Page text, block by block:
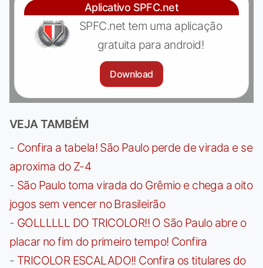
Aplicativo SPFC.net
SPFC.net tem uma aplicação
gratuita para android!
Download
VEJA TAMBÉM
- Confira a tabela! São Paulo perde de virada e se
aproxima do Z-4
- São Paulo toma virada do Grêmio e chega a oito
jogos sem vencer no Brasileirão
- GOLLLLLL DO TRICOLOR!! O São Paulo abre o
placar no fim do primeiro tempo! Confira
- TRICOLOR ESCALADO!! Confira os titulares do